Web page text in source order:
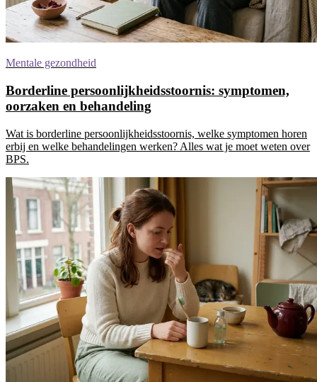
Mentale gezondheid
Borderline persoonlijkheidsstoornis: symptomen,
oorzaken en behandeling
Wat is borderline persoonlijkheidsstoornis, welke symptomen horen
erbij en welke behandelingen werken? Alles wat je moet weten over
BPS.